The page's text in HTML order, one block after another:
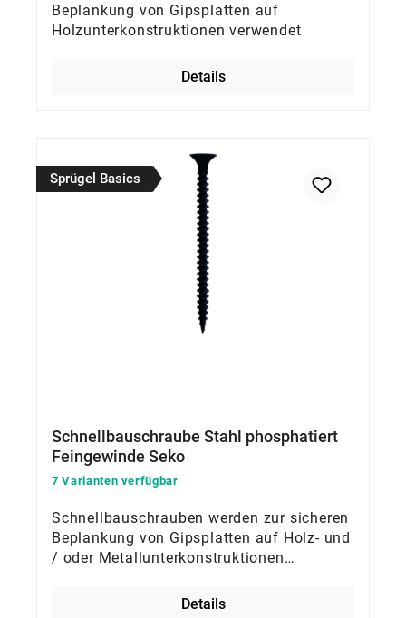
Beplankung von Gipsplatten auf
Holzunterkonstruktionen verwendet
Details
Sprügel Basics
Schnellbauschraube Stahl phosphatiert
Feingewinde Seko
7 Varianten verfügbar
Schnellbauschrauben werden zur sicheren
Beplankung von Gipsplatten auf Holz- und
/ oder Metallunterkonstruktionen
Details